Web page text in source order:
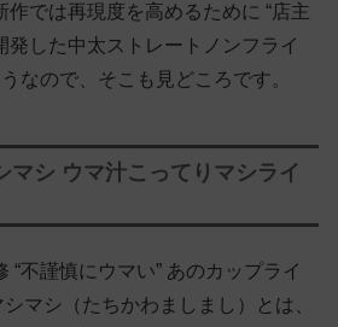
作では再現度を高めるために “店主
発した中太ストレートノンフライ
なので、そこも見どころです。
マシ ウマ汁こってりマシライ
“不謹慎にウマい” あのカップライ
マシ（たちかわましまし）とは、